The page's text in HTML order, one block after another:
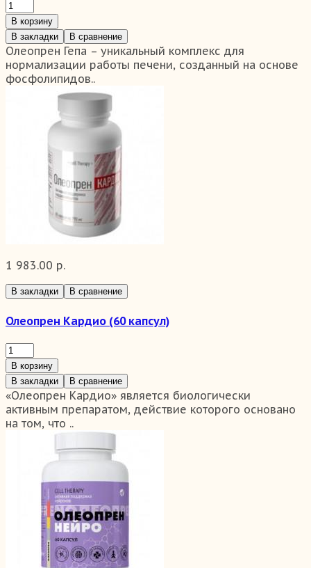
В корзину
В закладки
В сравнение
Олеопрен Гепа – уникальный комплекс для
нормализации работы печени, созданный на основе
фосфолипидов..
1 983.00 р.
В закладки В сравнение
Олеопрен Кардио (60 капсул)
В корзину
В закладки
В сравнение
«Олеопрен Кардио» является биологически
активным препаратом, действие которого основано
на том, что ..